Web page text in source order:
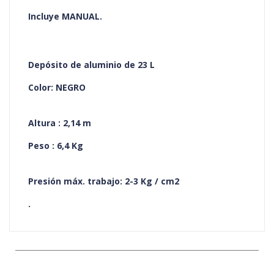
Incluye MANUAL.
Depósito de aluminio de 23 L
Color: NEGRO
Altura : 2,14 m
Peso : 6,4 Kg
Presión máx. trabajo: 2-3 Kg / cm2
.